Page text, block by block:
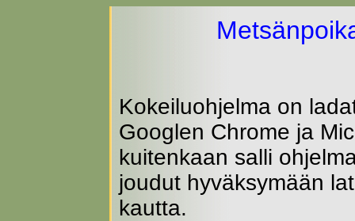
Kokeiluohjelma on
Googlen Chrome ja
kuitenkaan salli
joudut hyväksymään
kautta.